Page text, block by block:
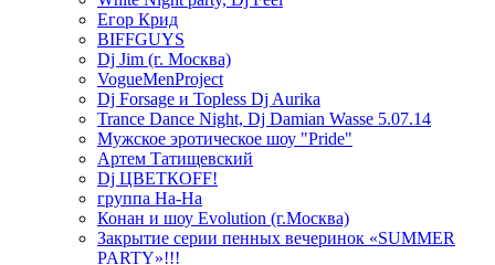
Егор Крид
BIFFGUYS
Dj Jim (г. Москва)
VogueMenProject
Dj Forsage и Topless Dj Aurika
Trance Dance Night, Dj Damian Wasse 5.07.14
Мужское эротическое шоу "Pride"
Артем Татищевский
Dj ЦВЕТКOFF!
группа На-На
Конан и шоу Evolution (г.Москва)
Закрытие серии пенных вечеринок «SUMMER
PARTY»!!!